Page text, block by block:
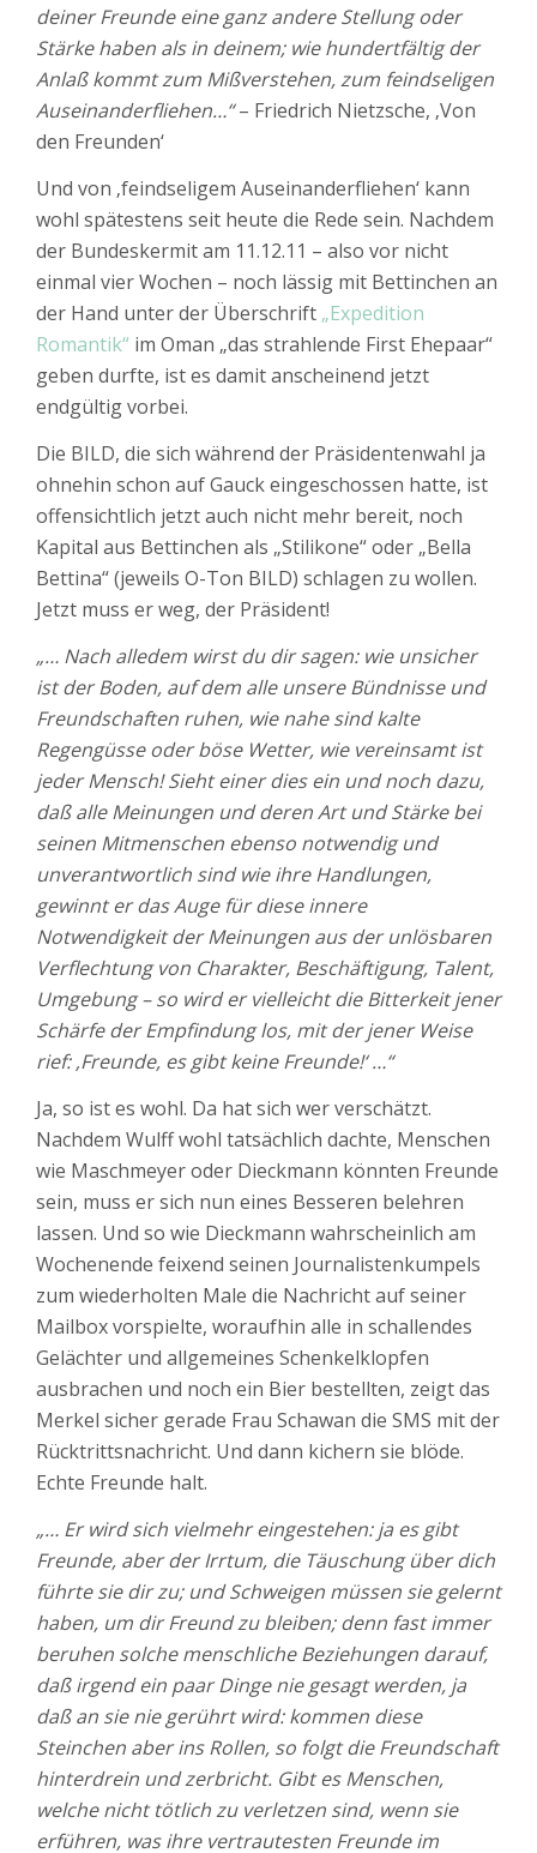
deiner Freunde eine ganz andere Stellung oder
Stärke haben als in deinem; wie hundertfältig der
Anlaß kommt zum Mißverstehen, zum feindseligen
Auseinanderfliehen…“– Friedrich Nietzsche, ‚Von
den Freunden‘
Und von ‚feindseligem Auseinanderfliehen‘ kann
wohl spätestens seit heute die Rede sein. Nachdem
der Bundeskermit am 11.12.11 – also vor nicht
einmal vier Wochen – noch lässig mit Bettinchen an
der Hand unter der Überschrift „Expedition
Romantik“ im Oman „das strahlende First Ehepaar“
geben durfte, ist es damit anscheinend jetzt
endgültig vorbei.
Die BILD, die sich während der Präsidentenwahl ja
ohnehin schon auf Gauck eingeschossen hatte, ist
offensichtlich jetzt auch nicht mehr bereit, noch
Kapital aus Bettinchen als „Stilikone“ oder „Bella
Bettina“ (jeweils O-Ton BILD) schlagen zu wollen.
Jetzt muss er weg, der Präsident!
„… Nach alledem wirst du dir sagen: wie unsicher
ist der Boden, auf dem alle unsere Bündnisse und
Freundschaften ruhen, wie nahe sind kalte
Regengüsse oder böse Wetter, wie vereinsamt ist
jeder Mensch! Sieht einer dies ein und noch dazu,
daß alle Meinungen und deren Art und Stärke bei
seinen Mitmenschen ebenso notwendig und
unverantwortlich sind wie ihre Handlungen,
gewinnt er das Auge für diese innere
Notwendigkeit der Meinungen aus der unlösbaren
Verflechtung von Charakter, Beschäftigung, Talent,
Umgebung – so wird er vielleicht die Bitterkeit jener
Schärfe der Empfindung los, mit der jener Weise
rief: ‚Freunde, es gibt keine Freunde!‘ …“
Ja, so ist es wohl. Da hat sich wer verschätzt.
Nachdem Wulff wohl tatsächlich dachte, Menschen
wie Maschmeyer oder Dieckmann könnten Freunde
sein, muss er sich nun eines Besseren belehren
lassen. Und so wie Dieckmann wahrscheinlich am
Wochenende feixend seinen Journalistenkumpels
zum wiederholten Male die Nachricht auf seiner
Mailbox vorspielte, woraufhin alle in schallendes
Gelächter und allgemeines Schenkelklopfen
ausbrachen und noch ein Bier bestellten, zeigt das
Merkel sicher gerade Frau Schawan die SMS mit der
Rücktrittsnachricht. Und dann kichern sie blöde.
Echte Freunde halt.
„… Er wird sich vielmehr eingestehen: ja es gibt
Freunde, aber der Irrtum, die Täuschung über dich
führte sie dir zu; und Schweigen müssen sie gelernt
haben, um dir Freund zu bleiben; denn fast immer
beruhen solche menschliche Beziehungen darauf,
daß irgend ein paar Dinge nie gesagt werden, ja
daß an sie nie gerührt wird: kommen diese
Steinchen aber ins Rollen, so folgt die Freundschaft
hinterdrein und zerbricht. Gibt es Menschen,
welche nicht tötlich zu verletzen sind, wenn sie
erführen, was ihre vertrautesten Freunde im